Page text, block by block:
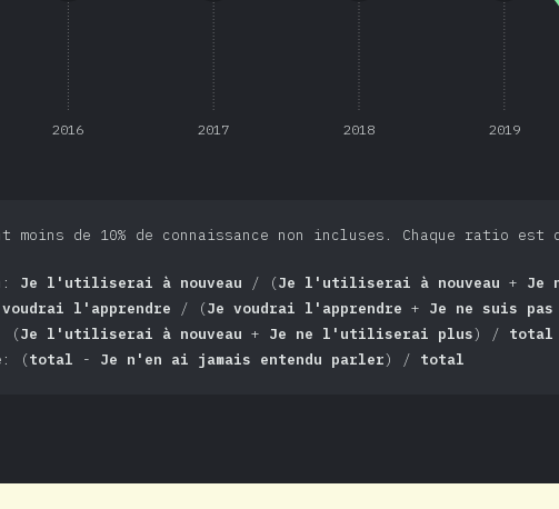
2016 2017 2018 2019
moins de 10% de connaissance non incluses. Chaque ratio est
Je l'utiliserai à nouveau / (Je l'utiliserai à nouveau + Je
l'apprendre / (Je voudrai l'apprendre + Je ne suis
(Je l'utiliserai à nouveau + Je ne l'utiliserai plus) / total
(total - Je n'en ai jamais entendu parler) / total